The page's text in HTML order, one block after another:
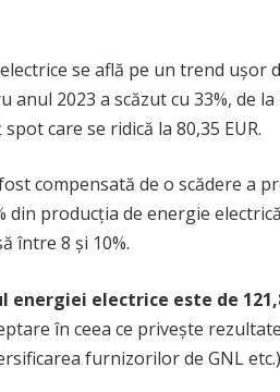
se află pe un trend
2023 a scăzut cu 33%, de
care se ridică la 80,35 EUR.
compensată de o scădere a
din producția de energie
între 8 și 10%.
electrice este de
în ceea ce privește
furnizorilor de GNL